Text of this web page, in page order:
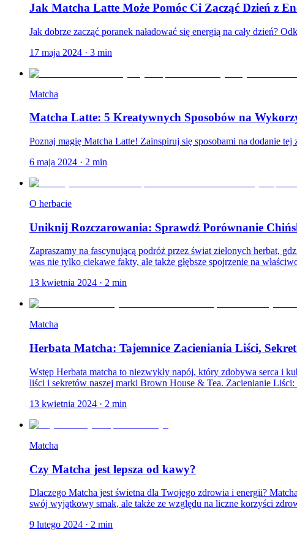
Jak Matcha Latte Może Pomóc Ci Zacząć Dzień z
Jak dobrze zacząć poranek naładować się energią na cały dzień?
17 maja 2024 · 3 min
Matcha
Matcha Latte: 5 Kreatywnych Sposobów na
Poznaj magię Matcha Latte! Zainspiruj się sposobami na dodanie
6 maja 2024 · 2 min
O herbacie
Uniknij Rozczarowania: Sprawdź Porównanie
Zapraszamy na fascynującą podróż przez świat zielonych herbat,
was nie tylko ciekawe fakty, ale także głębsze spojrzenie na
13 kwietnia 2024 · 2 min
Matcha
Herbata Matcha: Tajemnice Zacieniania Liści,
Wstęp Herbata matcha to niezwykły napój, który zdobywa serca i
liści i sekretów naszej marki Brown House & Tea. Zacienianie
13 kwietnia 2024 · 2 min
Matcha
Czy Matcha jest lepsza od kawy?
Dlaczego Matcha jest świetna dla Twojego zdrowia i energii?
swój wyjątkowy smak, ale także ze względu na liczne korzyści
9 lutego 2024 · 2 min